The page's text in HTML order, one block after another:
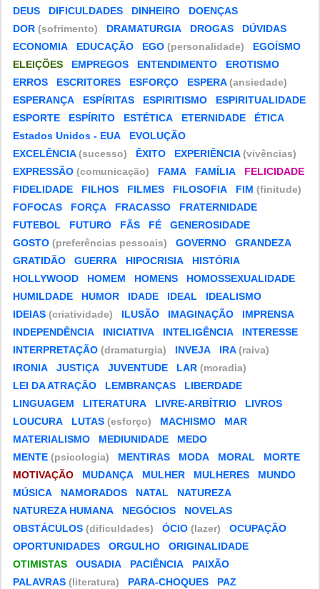
DEUS DIFICULDADES DINHEIRO
DOENÇAS
DOR (sofrimento) DRAMATURGIA DROGAS
DÚVIDAS
ECONOMIA
EDUCAÇÃO EGO (personalidade)
EGOÍSMO
ELEIÇÕES
EMPREGOS ENTENDIMENTO
EROTISMO
ERROS
ESCRITORES ESFORÇO ESPERA(ansiedade)
ESPERANÇA
ESPÍRITAS ESPIRITISMO
ESPIRITUALIDADE
ESPORTE
ESPÍRITO ESTÉTICA ETERNIDADE
ÉTICA
Estados Unidos - EUA
EVOLUÇÃO
EXCELÊNCIA(sucesso) ÊXITO EXPERIÊNCIA(vivências)
EXPRESSÃO (comunicação) FAMA FAMÍLIA
FELICIDADE
FIDELIDADE
FILHOS FILMES FILOSOFIA FIM (finitude)
FOFOCAS
FORÇA FRACASSO
FRATERNIDADE
FUTEBOL
FUTURO FÃS FÉ
GENEROSIDADE
GOSTO (preferências pessoais) GOVERNO
GRANDEZA
GRATIDÃO
GUERRA HIPOCRISIA
HISTÓRIA
HOLLYWOOD
HOMEM HOMENS
HOMOSSEXUALIDADE
HUMILDADE
HUMOR IDADE IDEAL
IDEALISMO
IDEIAS (criatividade) ILUSÃO IMAGINAÇÃO
IMPRENSA
INDEPENDÊNCIA
INICIATIVA INTELIGÊNCIA
INTERESSE
INTERPRETAÇÃO (dramaturgia) INVEJA IRA(raiva)
IRONIA
JUSTIÇA JUVENTUDE LAR (moradia)
LEI DA ATRAÇÃO
LEMBRANÇAS
LIBERDADE
LINGUAGEM
LITERATURA LIVRE-ARBÍTRIO
LIVROS
LOUCURA
LUTAS (esforço) MACHISMO
MAR
MATERIALISMO
MEDIUNIDADE
MEDO
MENTE (psicologia) MENTIRAS MODA MORAL
MORTE
MOTIVAÇÃO
MUDANÇA MULHER MULHERES
MUNDO
MÚSICA
NAMORADOS NATAL
NATUREZA
NATUREZA HUMANA
NEGÓCIOS
NOVELAS
OBSTÁCULOS (dificuldades) ÓCIO (lazer)
OCUPAÇÃO
OPORTUNIDADES
ORGULHO
ORIGINALIDADE
OTIMISTAS
OUSADIA PACIÊNCIA
PAIXÃO
PALAVRAS (literatura) PARA-CHOQUES
PAZ